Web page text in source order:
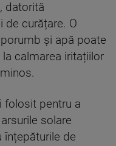
datorită
de curățare. O
și apă poate
calmarea iritațiilor
folosit pentru a
solare
înțepăturile de